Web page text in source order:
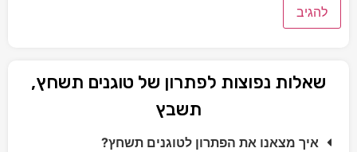
שאלות נפוצות לפתרון של טוגנים תשחץ,
תשבץ
איך מצאנו את הפתרון לטוגנים תשחץ?